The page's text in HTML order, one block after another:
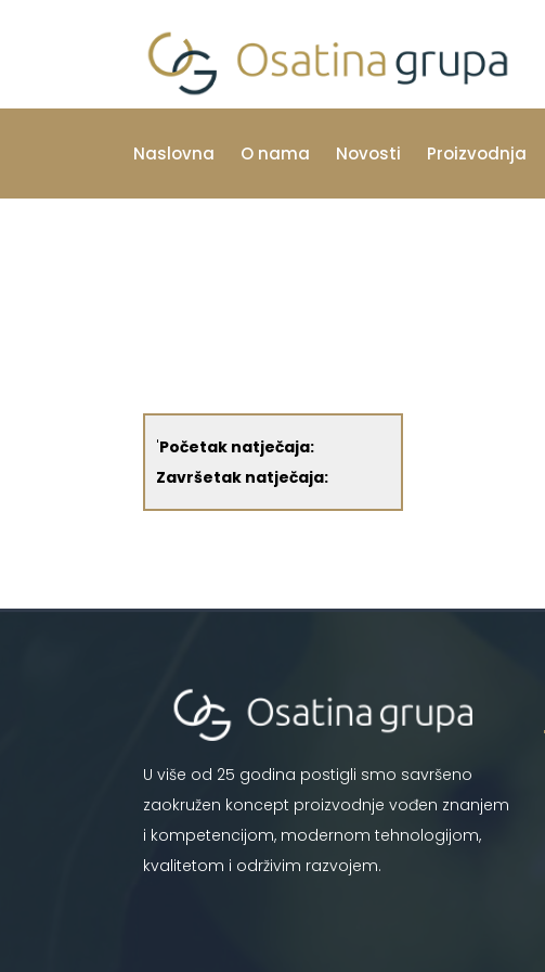
Naslovna O nama Novosti Proizvodnja
'Početak natječaja:
Završetak natječaja:
U više od 25 godina postigli smo savršeno
zaokružen koncept proizvodnje vođen znanjem
i kompetencijom, modernom tehnologijom,
kvalitetom i održivim razvojem.